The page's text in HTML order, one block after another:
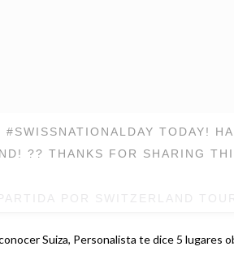
TODAY!
?? THANKS FOR SHARING
Suiza, Personalista te dice 5 lugares